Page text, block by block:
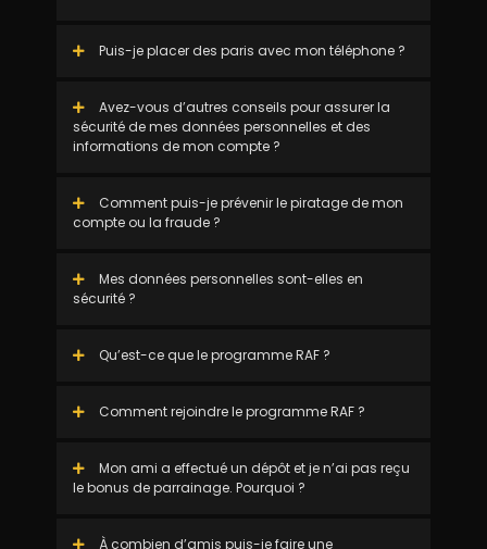
Puis-je placer des paris avec mon téléphone ?
Avez-vous d’autres conseils pour assurer la
sécurité de mes données personnelles et des
informations de mon compte ?
Comment puis-je prévenir le piratage de mon
compte ou la fraude ?
Mes données personnelles sont-elles en
sécurité ?
Qu’est-ce que le programme RAF ?
Comment rejoindre le programme RAF ?
Mon ami a effectué un dépôt et je n’ai pas reçu
le bonus de parrainage. Pourquoi ?
À combien d’amis puis-je faire une